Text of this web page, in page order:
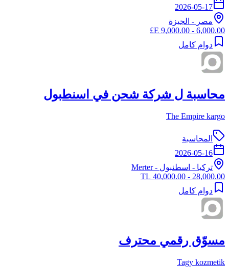
2026-05-17
مصر - الجيزة
6,000.00 - 9,000.00 E£
دوام كامل
محاسبة ل شركة شحن في اسنطبول
The Empire kargo
المحاسبة
2026-05-16
تركيا - اسطنبول - Merter
28,000.00 - 40,000.00 TL
دوام كامل
مسوّق رقمي محترف
Tagy kozmetik